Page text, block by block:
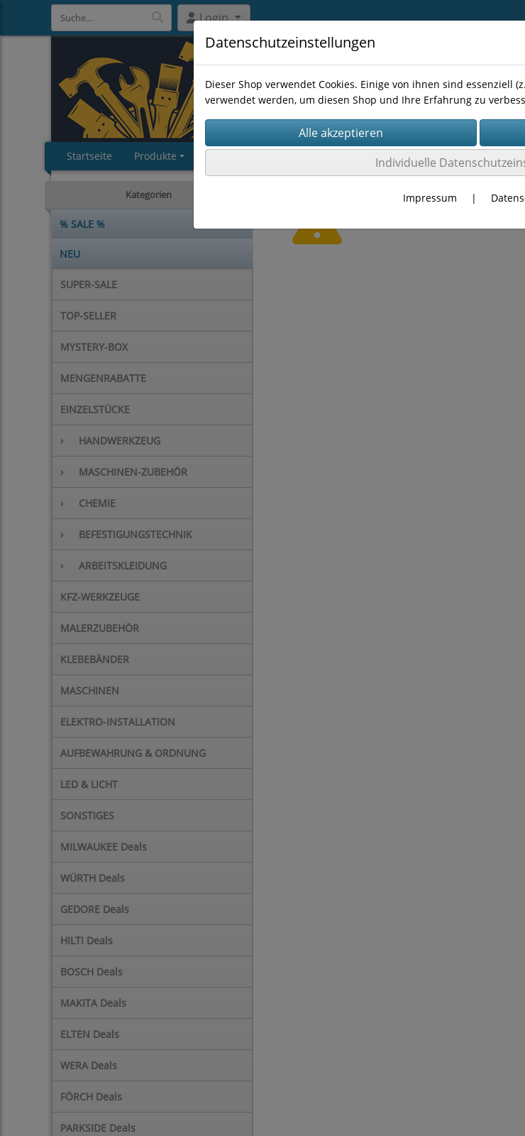
Login
Startseite Produkte
Kategorien
% SALE %
NEU
SUPER-SALE
TOP-SELLER
MYSTERY-BOX
MENGENRABATTE
EINZELSTÜCKE
› HANDWERKZEUG
› MASCHINEN-ZUBEHÖR
› CHEMIE
› BEFESTIGUNGSTECHNIK
› ARBEITSKLEIDUNG
KFZ-WERKZEUGE
MALERZUBEHÖR
KLEBEBÄNDER
MASCHINEN
ELEKTRO-INSTALLATION
AUFBEWAHRUNG & ORDNUNG
LED & LICHT
SONSTIGES
MILWAUKEE Deals
WÜRTH Deals
GEDORE Deals
HILTI Deals
BOSCH Deals
MAKITA Deals
ELTEN Deals
WERA Deals
FÖRCH Deals
PARKSIDE Deals
Datenschutzeinstellungen
Dieser Shop verwendet Cookies. Einige von ihnen sind essenziell
verwendet werden, um diesen Shop und Ihre Erfahrung zu
Individuelle
Impressum |